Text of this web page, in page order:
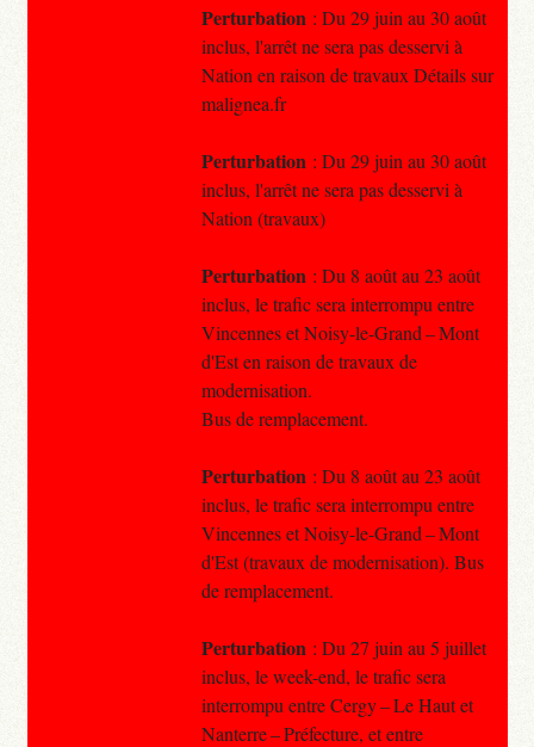
Perturbation : Du 29 juin au 30 août
inclus, l'arrêt ne sera pas desservi à
Nation en raison de travaux Détails sur
malignea.fr
Perturbation : Du 29 juin au 30 août
inclus, l'arrêt ne sera pas desservi à
Nation (travaux)
Perturbation : Du 8 août au 23 août
inclus, le trafic sera interrompu entre
Vincennes et Noisy-le-Grand – Mont
d'Est en raison de travaux de
modernisation.
Bus de remplacement.
Perturbation : Du 8 août au 23 août
inclus, le trafic sera interrompu entre
Vincennes et Noisy-le-Grand – Mont
d'Est (travaux de modernisation). Bus
de remplacement.
Perturbation : Du 27 juin au 5 juillet
inclus, le week-end, le trafic sera
interrompu entre Cergy – Le Haut et
Nanterre – Préfecture, et entre